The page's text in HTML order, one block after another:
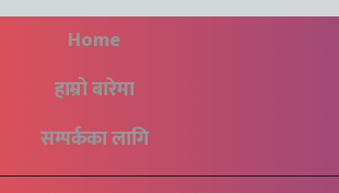
Home
हाम्रो बारेमा
सम्पर्कका लागि